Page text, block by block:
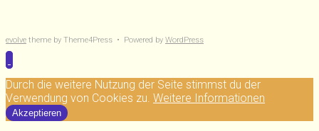
evolve theme by Theme4Press • Powered by WordPress
Durch die weitere Nutzung der Seite stimmst du der
Verwendung von Cookies zu. Weitere Informationen
Akzeptieren